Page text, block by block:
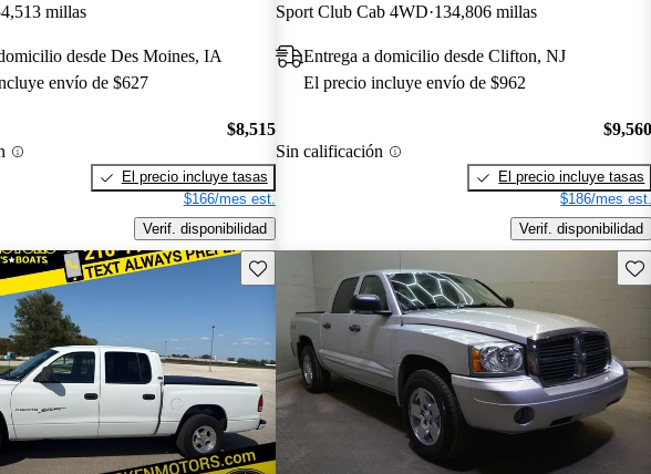
millas
desde Des Moines, IA
envío de $627
$8,515
El precio incluye tasas
$166/mes est.
Verif. disponibilidad
Sport Club Cab 4WD 134,806 millas
Entrega a domicilio desde Clifton, NJ
El precio incluye envío de $962
Sin calificación
$9,560
El precio incluye tasas
$186/mes est.
Verif. disponibilidad
Guarda este Aviso